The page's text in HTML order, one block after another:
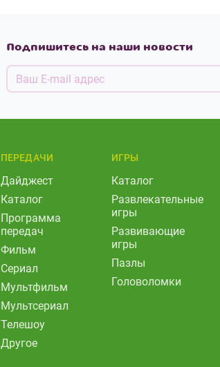
Подпишитесь на наши новости
ПЕРЕДАЧИ
Дайджест
Каталог
Программа
передач
Фильм
Сериал
Мультфильм
Мультсериал
Телешоу
Другое
ИГРЫ
Каталог
Развлекательные
игры
Развивающие
игры
Пазлы
Головоломки